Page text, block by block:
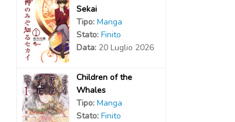
Sekai
Tipo: Manga
Stato: Finito
Data: 20 Luglio 2026
Children of the
Whales
Tipo: Manga
Stato: Finito